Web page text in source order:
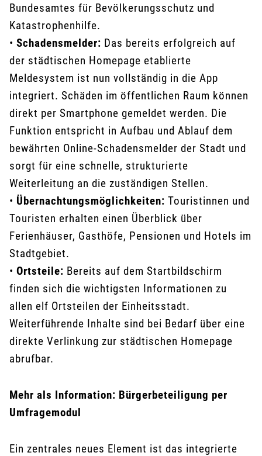
Bundesamtes für Bevölkerungsschutz und
Katastrophenhilfe.
• Schadensmelder: Das bereits erfolgreich auf
der städtischen Homepage etablierte
Meldesystem ist nun vollständig in die App
integriert. Schäden im öffentlichen Raum können
direkt per Smartphone gemeldet werden. Die
Funktion entspricht in Aufbau und Ablauf dem
bewährten Online-Schadensmelder der Stadt und
sorgt für eine schnelle, strukturierte
Weiterleitung an die zuständigen Stellen.
• Übernachtungsmöglichkeiten: Touristinnen und
Touristen erhalten einen Überblick über
Ferienhäuser, Gasthöfe, Pensionen und Hotels im
Stadtgebiet.
• Ortsteile: Bereits auf dem Startbildschirm
finden sich die wichtigsten Informationen zu
allen elf Ortsteilen der Einheitsstadt.
Weiterführende Inhalte sind bei Bedarf über eine
direkte Verlinkung zur städtischen Homepage
abrufbar.
Mehr als Information: Bürgerbeteiligung per
Umfragemodul
Ein zentrales neues Element ist das integrierte